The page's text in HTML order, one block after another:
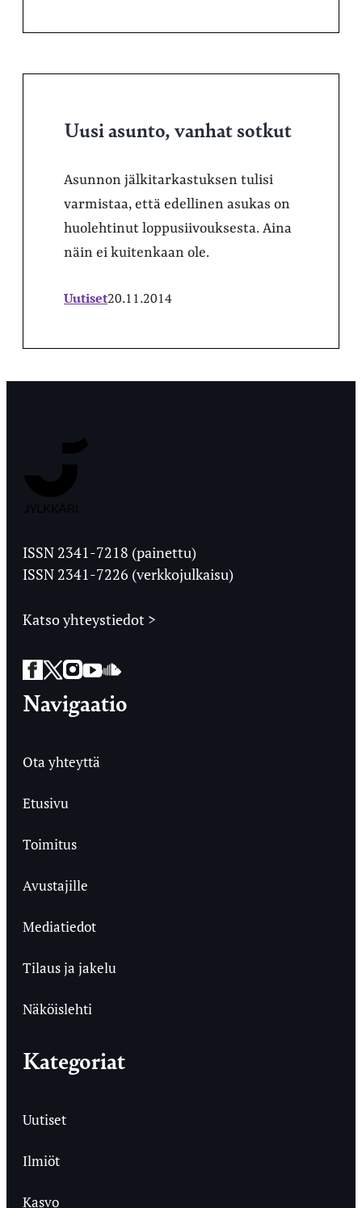
Uusi asunto, vanhat sotkut
Asunnon jälkitarkastuksen tulisi
varmistaa, että edellinen asukas on
huolehtinut loppusiivouksesta. Aina
näin ei kuitenkaan ole.
Uutiset20.11.2014
Ylioppilaslehti
ISSN 2341-7218 (painettu)
ISSN 2341-7226 (verkkojulkaisu)
Katso yhteystiedot >
Facebook
Twitter
Instagram
YouTube
SoundCloud
Navigaatio
Ota yhteyttä
Etusivu
Toimitus
Avustajille
Mediatiedot
Tilaus ja jakelu
Näköislehti
Kategoriat
Uutiset
Ilmiöt
Kasvo